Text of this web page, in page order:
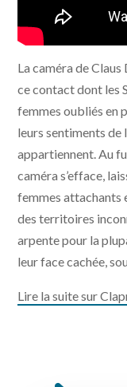
La caméra de
ce contact dont les
femmes oubliés en
leurs sentiments de
appartiennent. Au
caméra s’efface,
femmes attachants
des territoires
arpente pour la
leur face cachée,
Lire la suite sur